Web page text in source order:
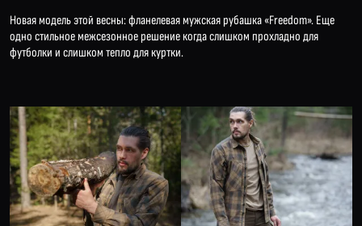
Новая модель этой весны: фланелевая мужская рубашка «Freedom». Еще
одно стильное межсезонное решение когда слишком прохладно для
футболки и слишком тепло для куртки.